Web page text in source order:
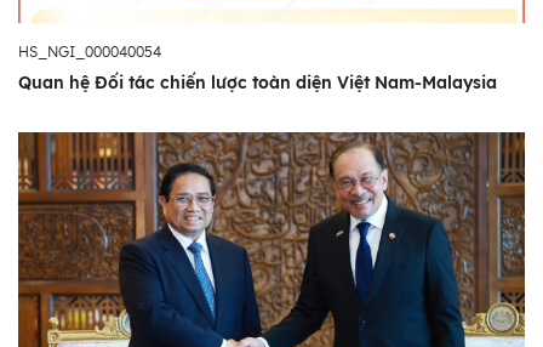
HS_NGI_000040054
Quan hệ Đối tác chiến lược toàn diện Việt Nam-Malaysia